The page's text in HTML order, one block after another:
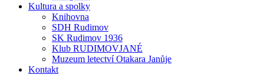
Kultura a spolky
Knihovna
SDH Rudimov
SK Rudimov 1936
Klub RUDIMOVJANÉ
Muzeum letectví Otakara Janůje
Kontakt